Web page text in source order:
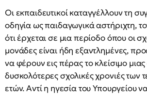
Οι εκπαιδευτικοί καταγγέλλουν τη
οδηγία ως παιδαγωγικά αστήριχτη,
ότι έρχεται σε μια περίοδο όπου οι
μονάδες είναι ήδη εξαντλημένες,
να φέρουν εις πέρας το κλείσιμο μιας
δυσκολότερες σχολικές χρονιές των
ετών. Αντί η ηγεσία του Υπουργείου